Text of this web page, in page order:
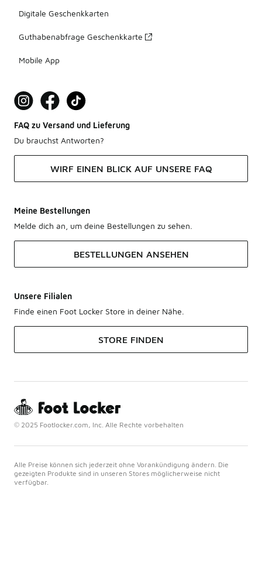
Digitale Geschenkkarten
Guthabenabfrage Geschenkkarte
Mobile App
FAQ zu Versand und Lieferung
Du brauchst Antworten?
WIRF EINEN BLICK AUF UNSERE FAQ
Meine Bestellungen
Melde dich an, um deine Bestellungen zu sehen.
BESTELLUNGEN ANSEHEN
Unsere Filialen
Finde einen Foot Locker Store in deiner Nähe.
STORE FINDEN
© 2025 Footlocker.com, Inc. Alle Rechte vorbehalten
Alle Preise können sich jederzeit ohne Vorankündigung ändern. Die
gezeigten Produkte sind in unseren Stores möglicherweise nicht
verfügbar.